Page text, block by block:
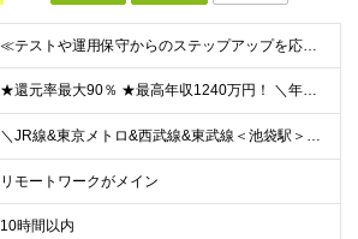
≪テストや運用保守からのステップアップを応援！≫ ★20代を中心とした若手層が活躍中 ◆ヘルプデスク、キッティング、テスト、運用保守などの経験がある方 └開発経験がなくてもOK！ ◆学歴不問 ＼1
★還元率最大90％ ★最高年収1240万円！ ＼年収アップ例／ ◆前職：年収360万円→入社後：1年目年収510万円（150万円アップ！） ◆前職：年収490万円→入社後：1年目年収650万円（16
＼JR線&東京メトロ&西武線&東武線＜池袋駅＞徒歩5～7分／ ■本社 東京都豊島区東池袋1-27-12 明治池袋ビル 4階 ■東京都近郊のプロジェクト先 都内以外（埼玉県・千葉県・神奈川県など）の案
リモートワークがメイン
10時間以内